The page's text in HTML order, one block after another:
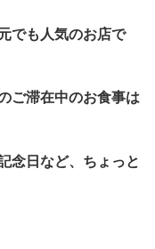
でも人気のお店で
ご滞在中のお食事は
念日など、ちょっと